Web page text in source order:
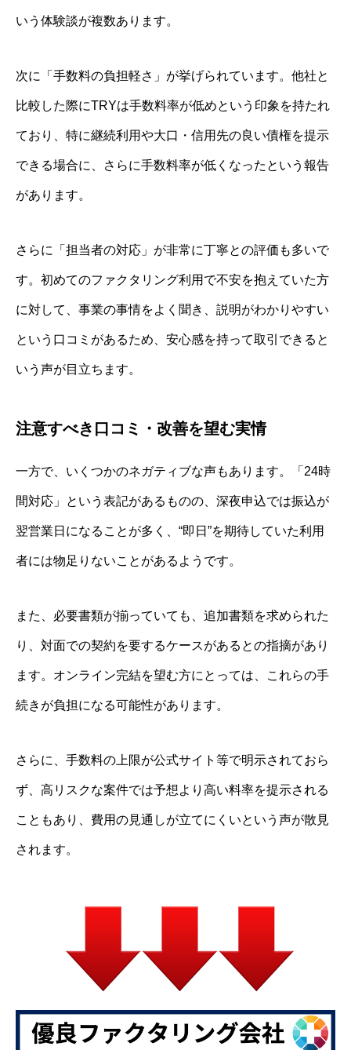
いう体験談が複数あります。
次に「手数料の負担軽さ」が挙げられています。他社と
比較した際にTRYは手数料率が低めという印象を持たれ
ており、特に継続利用や大口・信用先の良い債権を提示
できる場合に、さらに手数料率が低くなったという報告
があります。
さらに「担当者の対応」が非常に丁寧との評価も多いで
す。初めてのファクタリング利用で不安を抱えていた方
に対して、事業の事情をよく聞き、説明がわかりやすい
という口コミがあるため、安心感を持って取引できると
いう声が目立ちます。
注意すべき口コミ・改善を望む実情
一方で、いくつかのネガティブな声もあります。「24時
間対応」という表記があるものの、深夜申込では振込が
翌営業日になることが多く、“即日”を期待していた利用
者には物足りないことがあるようです。
また、必要書類が揃っていても、追加書類を求められた
り、対面での契約を要するケースがあるとの指摘があり
ます。オンライン完結を望む方にとっては、これらの手
続きが負担になる可能性があります。
さらに、手数料の上限が公式サイト等で明示されておら
ず、高リスクな案件では予想より高い料率を提示される
こともあり、費用の見通しが立てにくいという声が散見
されます。